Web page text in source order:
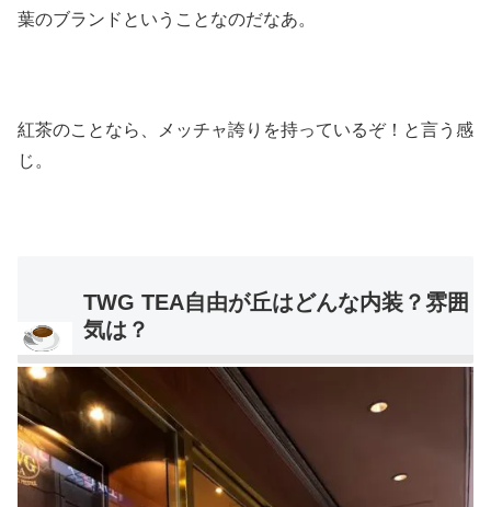
葉のブランドということなのだなあ。
紅茶のことなら、メッチャ誇りを持っているぞ！と言う感
じ。
TWG TEA自由が丘はどんな内装？雰囲
気は？